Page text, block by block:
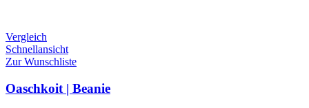
Vergleich
Schnellansicht
Zur Wunschliste
Oaschkoit | Beanie